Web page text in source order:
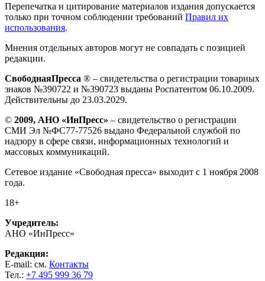
Перепечатка и цитирование материалов издания допускается
только при точном соблюдении требований Правил их
использования.
Мнения отдельных авторов могут не совпадать с позицией
редакции.
СвободнаяПресса ® – свидетельства о регистрации товарных
знаков №390722 и №390723 выданы Роспатентом 06.10.2009.
Действительны до 23.03.2029.
© 2009, АНО «ИнПресс» – свидетельство о регистрации
СМИ Эл №ФС77-77526 выдано Федеральной службой по
надзору в сфере связи, информационных технологий и
массовых коммуникаций.
Сетевое издание «Свободная пресса» выходит с 1 ноября 2008
года.
18+
Учредитель:
АНО «ИнПресс»
Редакция:
E-mail: см. Контакты
Тел.: +7 495 999 36 79